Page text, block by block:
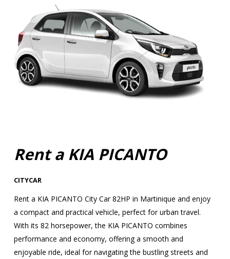
Rent a KIA PICANTO
CITYCAR
Rent a KIA PICANTO City Car 82HP in Martinique and enjoy
a compact and practical vehicle, perfect for urban travel.
With its 82 horsepower, the KIA PICANTO combines
performance and economy, offering a smooth and
enjoyable ride, ideal for navigating the bustling streets and